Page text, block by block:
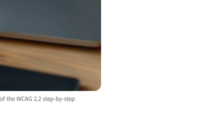
WCAG 2.2 step-by-step